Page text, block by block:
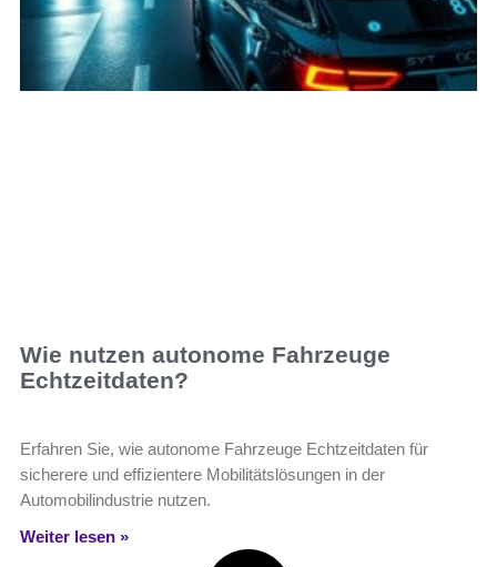
Wie nutzen autonome Fahrzeuge
Echtzeitdaten?
Erfahren Sie, wie autonome Fahrzeuge Echtzeitdaten für
sicherere und effizientere Mobilitätslösungen in der
Automobilindustrie nutzen.
Weiter lesen »